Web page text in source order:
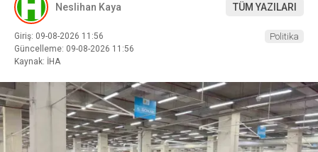
Neslihan Kaya TÜM YAZILARI
Giriş: 09-08-2026 11:56
Güncelleme: 09-08-2026 11:56
Kaynak: İHA
Politika